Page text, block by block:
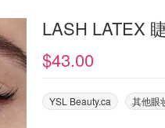
LASH LATEX
$43.00
YSL Beauty.ca 其他眼